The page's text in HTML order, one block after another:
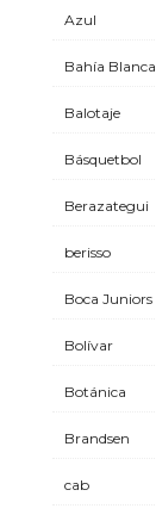
Azul
Bahía Blanca
Balotaje
Básquetbol
Berazategui
berisso
Boca Juniors
Bolívar
Botánica
Brandsen
cab